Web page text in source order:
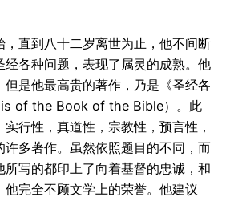
，直到八十二岁离世为止，他不间断
经各种问题，表现了属灵的成熟。他
但是他最高贵的著作，乃是《圣经各
of the Book of the Bible）。此
行性，真道性，宗教性，预言性，
许多著作。虽然依照题目的不同，而
所写的都印上了向着基督的忠诚，和
他完全不顾文学上的荣誉。他建议